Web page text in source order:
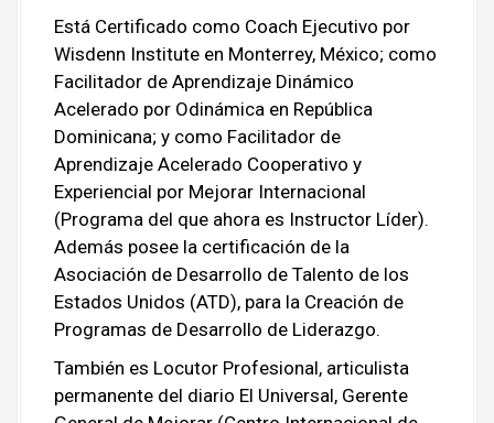
Está Certificado como Coach Ejecutivo por
Wisdenn Institute en Monterrey, México; como
Facilitador de Aprendizaje Dinámico
Acelerado por Odinámica en República
Dominicana; y como Facilitador de
Aprendizaje Acelerado Cooperativo y
Experiencial por Mejorar Internacional
(Programa del que ahora es Instructor Líder).
Además posee la certificación de la
Asociación de Desarrollo de Talento de los
Estados Unidos (ATD), para la Creación de
Programas de Desarrollo de Liderazgo.
También es Locutor Profesional, articulista
permanente del diario El Universal, Gerente